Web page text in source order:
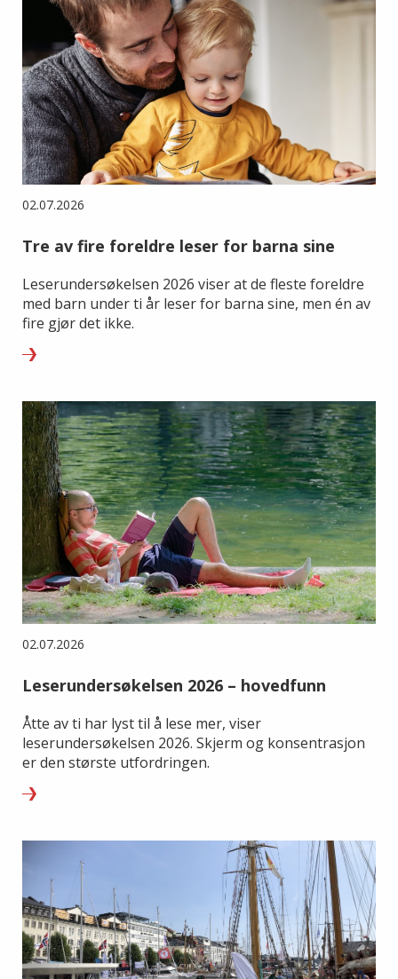
02.07.2026
Tre av fire foreldre leser for barna sine
Leserundersøkelsen 2026 viser at de fleste foreldre
med barn under ti år leser for barna sine, men én av
fire gjør det ikke.
02.07.2026
Leserundersøkelsen 2026 – hovedfunn
Åtte av ti har lyst til å lese mer, viser
leserundersøkelsen 2026. Skjerm og konsentrasjon
er den største utfordringen.